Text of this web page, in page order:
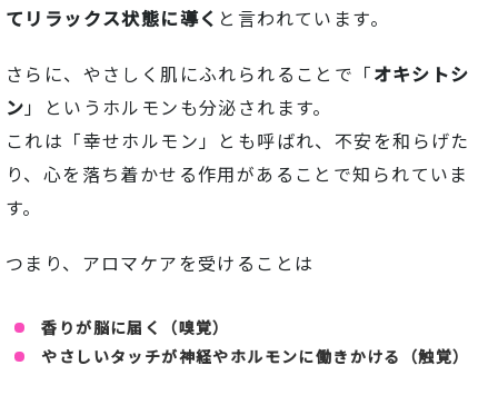
て リラックス状態に導く と 言われてい ます。
さらに、 やさ しく 肌 にふれられる こと で「オキシトシ
ン」 という ホルモンも分泌され ます。
これは「幸せホルモン」 とも呼ばれ、 不安を和 らげた
り、 心を 落ち着かせる作用がある こと で知 られてい ま
す。
つまり、 アロマケアを受けることは
香りが脳に届く（嗅覚）
やさしいタッチが神経やホルモンに働きかける（触覚）